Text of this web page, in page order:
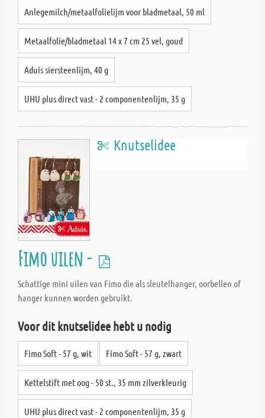
Anlegemilch/metaalfolielijm voor bladmetaal, 50 ml
Metaalfolie/bladmetaal 14 x 7 cm 25 vel, goud
Aduis siersteenlijm, 40 g
UHU plus direct vast - 2 componentenlijm, 35 g
Knutselidee
Fimo uilen -
Schattige mini uilen van Fimo die als sleutelhanger, oorbellen of
hanger kunnen worden gebruikt.
Voor dit knutselidee hebt u nodig
Fimo Soft - 57 g, wit Fimo Soft - 57 g, zwart
Kettelstift met oog - 50 st., 35 mm zilverkleurig
UHU plus direct vast - 2 componentenlijm, 35 g